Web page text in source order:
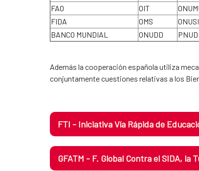
FAO
OIT
FIDA
OMS
BANCO MUNDIAL
ONUDD PNUD
Además la cooperación española utiliza
conjuntamente cuestiones relativas a los
FTI - Iniciativa Vía Rápida de
GFATM - F. Global Contra el SIDA, la